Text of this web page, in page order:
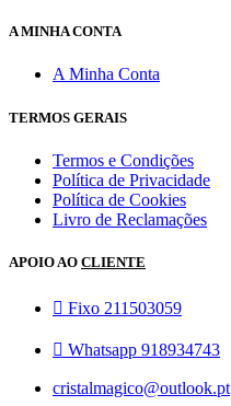
A MINHA CONTA
A Minha Conta
TERMOS GERAIS
Termos e Condições
Política de Privacidade
Política de Cookies
Livro de Reclamações
APOIO AO CLIENTE
Fixo 211503059
Whatsapp 918934743
cristalmagico@outlook.pt